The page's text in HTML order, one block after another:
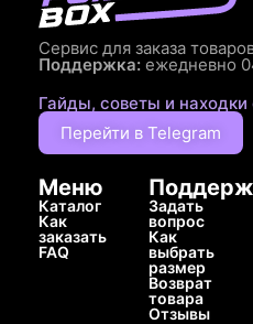
Сервис для заказа
Поддержка: ежедневно
Гайды, советы и находки
Перейти в Telegram
Меню
Каталог
Как
заказать
FAQ
Задать
вопрос
Как
выбрать
размер
Возврат
товара
Отзывы